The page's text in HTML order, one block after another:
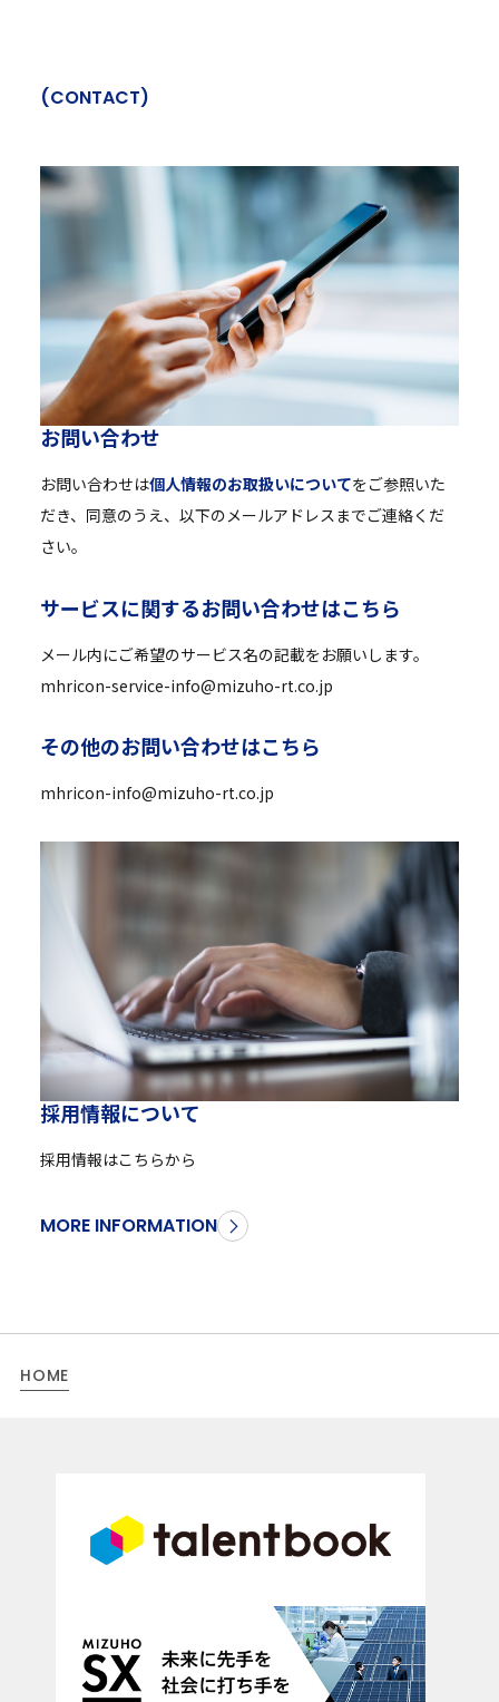
(CONTACT)
お問い合わせ
お問い合わせは個人情報のお取扱いについてをご参照いた
だき、同意のうえ、以下のメールアドレスまでご連絡くだ
さい。
サービスに関するお問い合わせはこちら
メール内にご希望のサービス名の記載をお願いします。
mhricon-service-info@mizuho-rt.co.jp
その他のお問い合わせはこちら
mhricon-info@mizuho-rt.co.jp
採用情報について
採用情報はこちらから
MORE INFORMATION
HOME